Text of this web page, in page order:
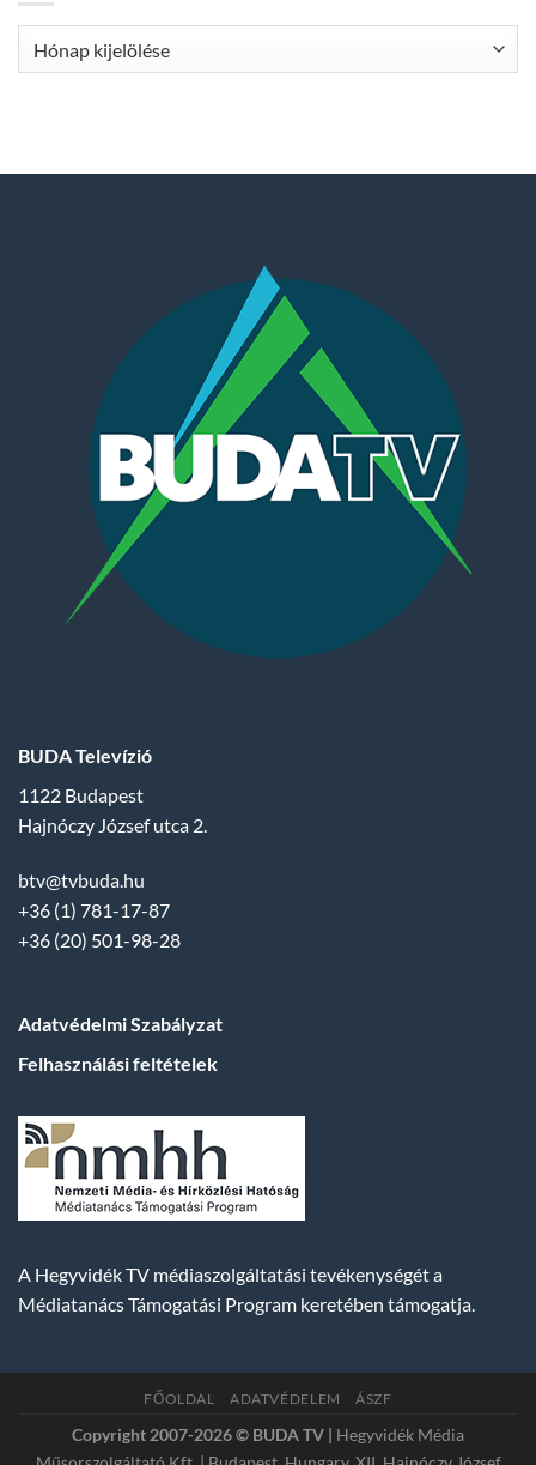
BUDA Televízió
1122 Budapest
Hajnóczy József utca 2.
btv@tvbuda.hu
+36 (1) 781-17-87
+36 (20) 501-98-28
Adatvédelmi Szabályzat
Felhasználási feltételek
A Hegyvidék TV médiaszolgáltatási tevékenységét a
Médiatanács Támogatási Program keretében támogatja.
FŐOLDAL ADATVÉDELEM ÁSZF
Copyright 2007-2026 © BUDA TV | Hegyvidék Média